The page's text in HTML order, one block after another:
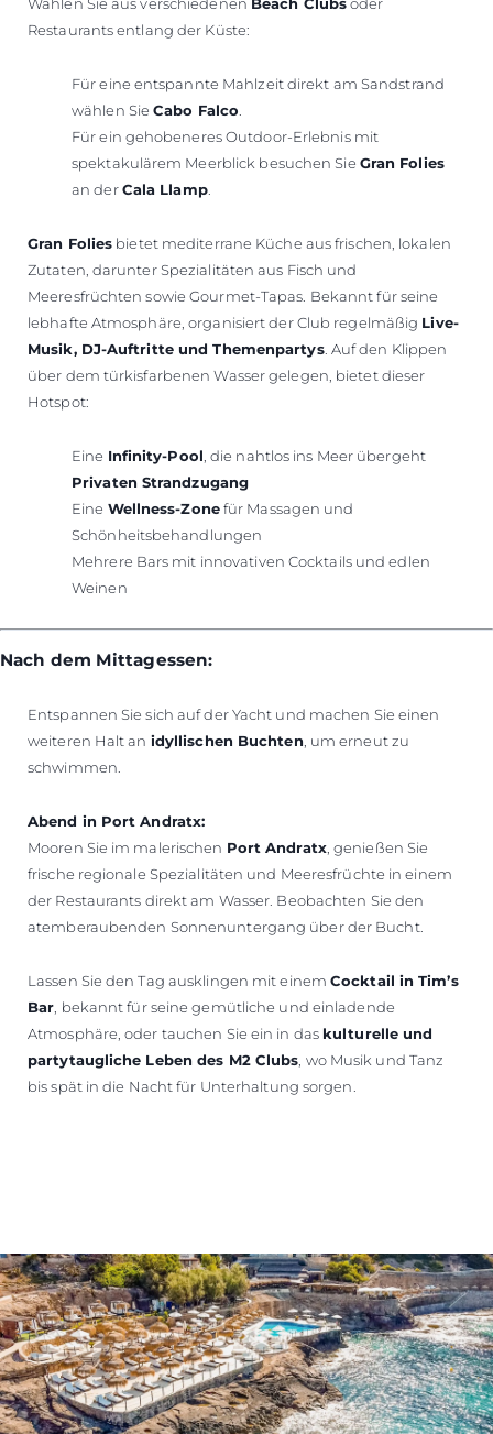
Restaurants entlang der Küste:
Für eine entspannte Mahlzeit direkt am Sandstrand
wählen SieCabo Falco
Für ein gehobeneres Outdoor-Erlebnis mit
spektakulärem Meerblick besuchen Sie Gran Folies
an derCala Llamp.
Gran Folies bietet mediterrane Küche aus frischen, lokalen
Zutaten, darunter Spezialitäten aus Fisch und
Meeresfrüchten sowie Gourmet-Tapas. Bekannt für seine
lebhafte Atmosphäre, organisiert der Club regelmäßig Live-
Musik, DJ-Auftritte und Themenpartys. Auf den Klippen
über dem türkisfarbenen Wasser gelegen, bietet dieser
Hotspot:
Eine Infinity-Pool , die nahtlos ins Meer übergeht
Privaten Strandzugang
Eine Wellness-Zonefür Massagen und
Schönheitsbehandlungen
Mehrere Bars mit innovativen Cocktails und edlen
Weinen
Nach dem Mittagessen:
Entspannen Sie sich auf der Yacht und machen Sie einen
weiteren Halt an idyllischen Buchten, um erneut zu
schwimmen.
Abend in Port Andratx:
Mooren Sie im malerischen Port Andratx, genießen Sie
frische regionale Spezialitäten und Meeresfrüchte in einem
der Restaurants direkt am Wasser. Beobachten Sie den
atemberaubenden Sonnenuntergang über der Bucht.
Lassen Sie den Tag ausklingen mit einem Cocktail in Tim’s
Bar, bekannt für seine gemütliche und einladende
Atmosphäre, oder tauchen Sie ein in das kulturelle und
partytaugliche Leben des M2 Clubs, wo Musik und Tanz
bis spät in die Nacht für Unterhaltung sorgen.